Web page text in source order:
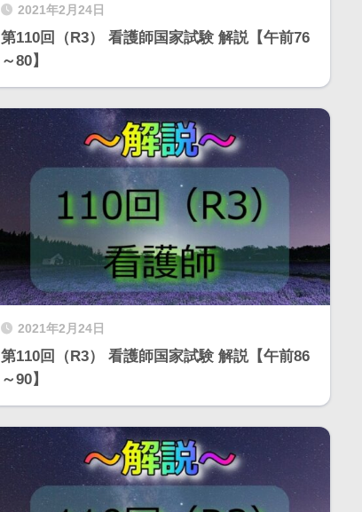
2021年2月24日
第110回（R3） 看護師国家試験 解説【午前76
～80】
2021年2月24日
第110回（R3） 看護師国家試験 解説【午前86
～90】